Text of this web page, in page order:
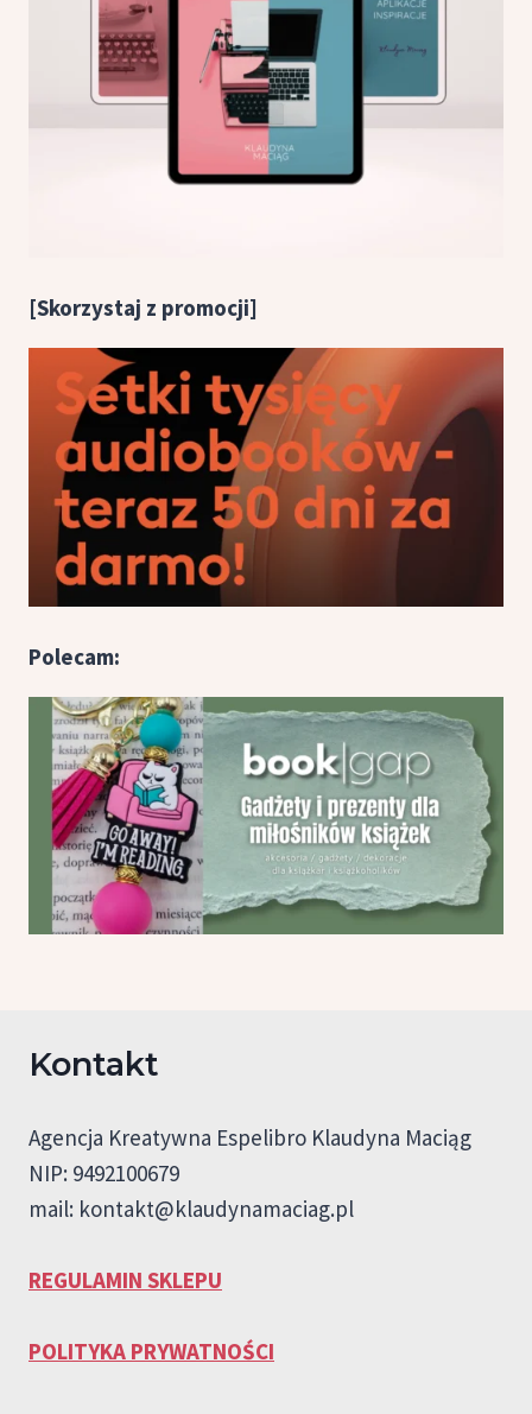
[Skorzystaj z promocji]
Polecam:
Kontakt
Agencja Kreatywna Espelibro Klaudyna Maciąg
NIP: 9492100679
mail: kontakt@klaudynamaciag.pl
REGULAMIN SKLEPU
POLITYKA PRYWATNOŚCI